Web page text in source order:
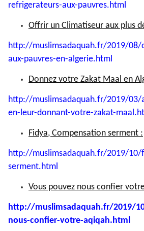
refrigerateurs-aux-pauvres.html
Offrir un Climatiseur aux plus
http://muslimsadaquah.fr/2019/08/
aux-pauvres-en-algerie.html
Donnez votre Zakat Maal en
http://muslimsadaquah.fr/2019/03/
en-leur-donnant-votre-zakat-
Fidya, Compensation serment :
http://muslimsadaquah.fr/2019/10/
serment.html
Vous pouvez nous confier
http://muslimsadaquah.fr/2019/
nous-confier-votre-aqiqah.html